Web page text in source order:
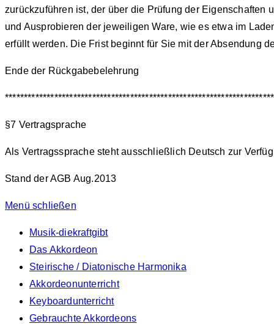
zurückzuführen ist, der über die Prüfung der Eigenschaften
und Ausprobieren der jeweiligen Ware, wie es etwa im
erfüllt werden. Die Frist beginnt für Sie mit der Absendung
Ende der Rückgabebelehrung
§7 Vertragsprache
Als Vertragssprache steht ausschließlich Deutsch zur
Stand der AGB Aug.2013
Menü schließen
Musik-diekraftgibt
Das Akkordeon
Steirische / Diatonische Harmonika
Akkordeonunterricht
Keyboardunterricht
Gebrauchte Akkordeons